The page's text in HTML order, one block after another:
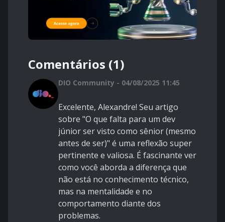
Comentários (1)
DIO Community - 04/08/2025 11:45
Excelente, Alexandre! Seu artigo
sobre "O que falta para um dev
júnior ser visto como sênior (mesmo
antes de ser)" é uma reflexão super
pertinente e valiosa. É fascinante ver
como você aborda a diferença que
não está no conhecimento técnico,
mas na mentalidade e no
comportamento diante dos
problemas.